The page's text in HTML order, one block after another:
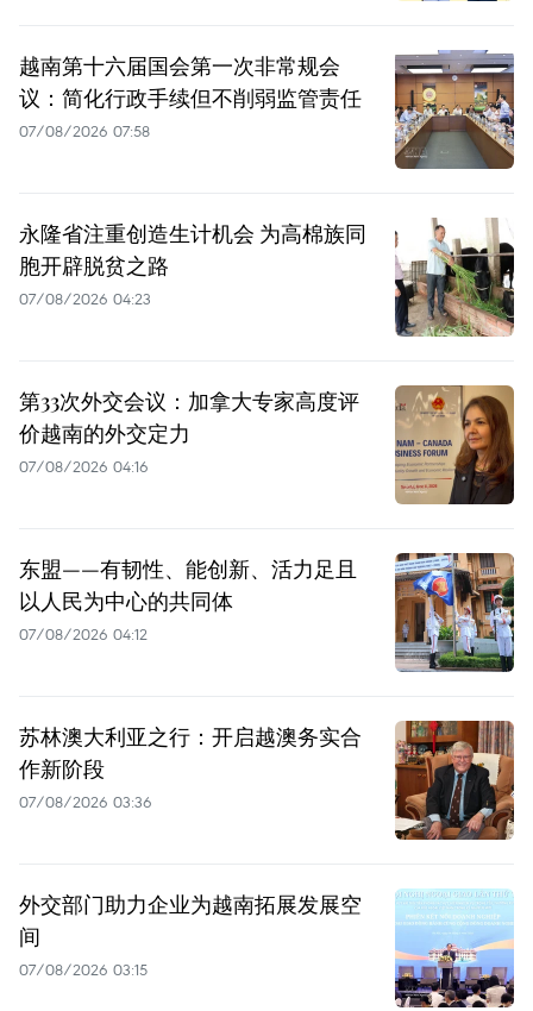
越南第十六届国会第一次非常规会
议：简化行政手续但不削弱监管责任
07/08/2026 07:58
永隆省注重创造生计机会 为高棉族同
胞开辟脱贫之路
07/08/2026 04:23
第33次外交会议：加拿大专家高度评
价越南的外交定力
07/08/2026 04:16
东盟——有韧性、能创新、活力足且
以人民为中心的共同体
07/08/2026 04:12
苏林澳大利亚之行：开启越澳务实合
作新阶段
07/08/2026 03:36
外交部门助力企业为越南拓展发展空
间
07/08/2026 03:15